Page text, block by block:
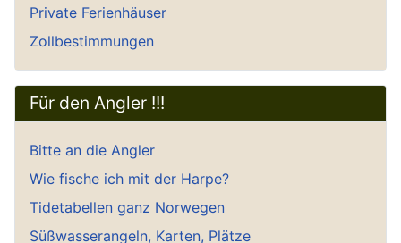
Private Ferienhäuser
Zollbestimmungen
Für den Angler !!!
Bitte an die Angler
Wie fische ich mit der Harpe?
Tidetabellen ganz Norwegen
Süßwasserangeln, Karten, Plätze